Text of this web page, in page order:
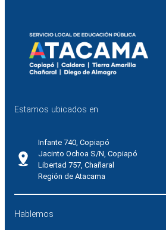
Estamos ubicados en
Infante 740, Copiapó
Jacinto Ochoa S/N, Copiapó
Libertad 757, Chañaral
Región de Atacama
Hablemos